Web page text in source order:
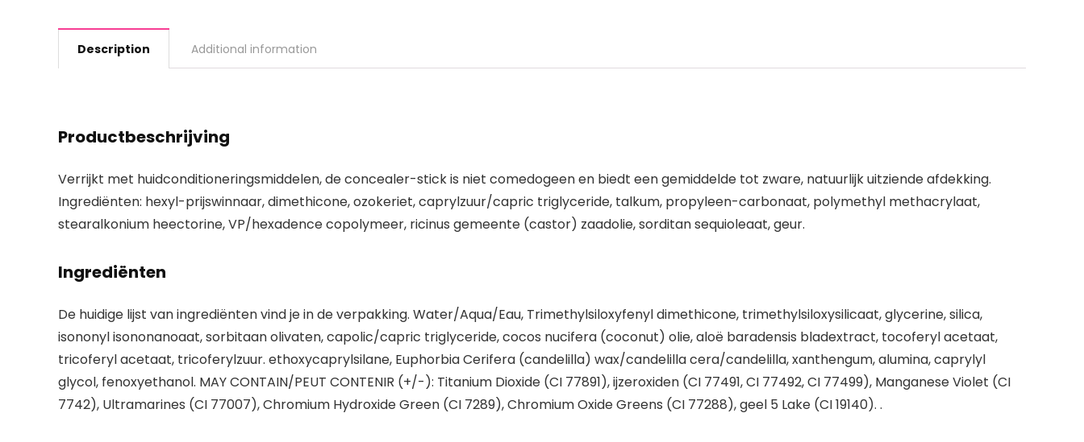
Description Additional information
Productbeschrijving
Verrijkt met huidconditioneringsmiddelen, de concealer-stick is niet comedogeen en biedt een gemiddelde tot zware, natuurlijk uitziende afdekking.
Ingrediënten: hexyl-prijswinnaar, dimethicone, ozokeriet, caprylzuur/capric triglyceride, talkum, propyleen-carbonaat, polymethyl methacrylaat,
stearalkonium heectorine, VP/hexadence copolymeer, ricinus gemeente (castor) zaadolie, sorditan sequioleaat, geur.
Ingrediënten
De huidige lijst van ingrediënten vind je in de verpakking. Water/Aqua/Eau, Trimethylsiloxyfenyl dimethicone, trimethylsiloxysilicaat, glycerine, silica,
isononyl isononanoaat, sorbitaan olivaten, capolic/capric triglyceride, cocos nucifera (coconut) olie, aloë baradensis bladextract, tocoferyl acetaat,
tricoferyl acetaat, tricoferylzuur. ethoxycaprylsilane, Euphorbia Cerifera (candelilla) wax/candelilla cera/candelilla, xanthengum, alumina, caprylyl
glycol, fenoxyethanol. MAY CONTAIN/PEUT CONTENIR (+/-): Titanium Dioxide (CI 77891), ijzeroxiden (CI 77491, CI 77492, CI 77499), Manganese Violet (CI
7742), Ultramarines (CI 77007), Chromium Hydroxide Green (CI 7289), Chromium Oxide Greens (CI 77288), geel 5 Lake (CI 19140). .